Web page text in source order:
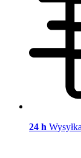
24 h Wysyłka